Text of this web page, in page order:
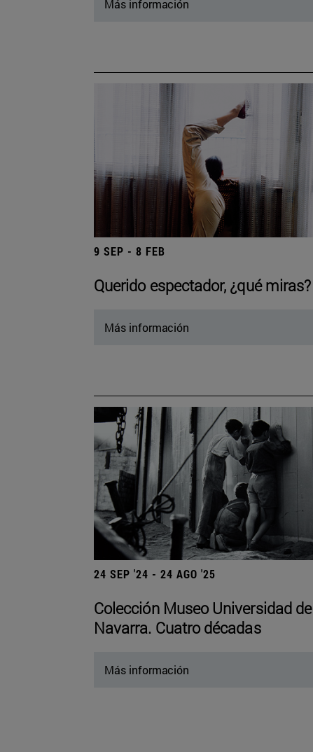
Más información
9 SEP - 8 FEB
Querido espectador, ¿qué miras?
Más información
24 SEP '24 - 24 AGO '25
Colección Museo Universidad de
Navarra. Cuatro décadas
Más información